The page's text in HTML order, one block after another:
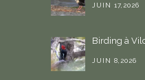
JUIN 17,2026
Birding à
JUIN 8,2026